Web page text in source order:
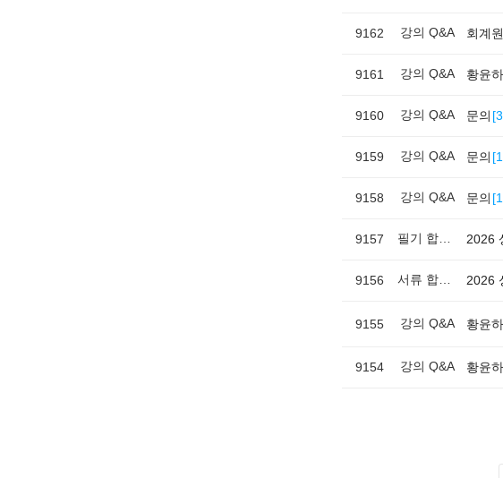
9162 강의 Q&A 회계
9161 강의 Q&A 황윤
9160 강의 Q&A 문의 [3
9159 강의 Q&A 문의 [1
9158 강의 Q&A 문의 [1
9157 2026
9156 2026
9155 강의 Q&A 황윤
9154 강의 Q&A 황윤